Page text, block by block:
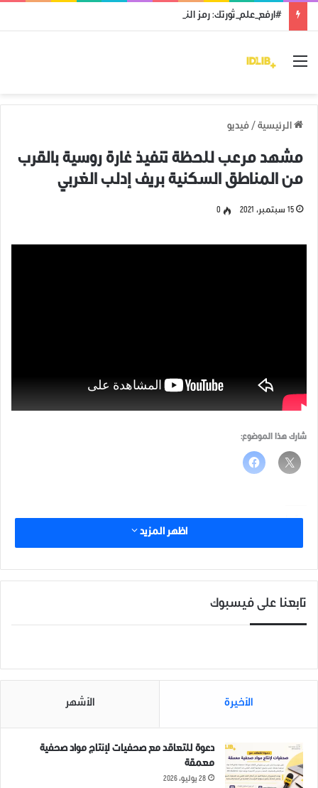
#ارفع_علم_ثورتك: رمز النضال ووحدة الهدف
القائمة
الرئيسية / فيديو
مشهد مرعب للحظة تنفيذ غارة روسية بالقرب
من المناطق السكنية بريف إدلب الغربي
15 سبتمبر، 2021 0
شارك هذا الموضوع:
مرتبط
إدلب خضرا في عيون أهلها
17 يونيو، 2021
ادلب تنديداً بالقصف الوحشي
في "تقارير"
وقفة احتجاجية لطلاب جامعة
ادلب تنديداً بالقصف الوحشي
اظهر المزيد
تابعنا على فيسبوك
الأخيرة الأشهر
دعوة للتعاقد مع صحفيات لإنتاج مواد صحفية
معمقة
28 يوليو، 2026